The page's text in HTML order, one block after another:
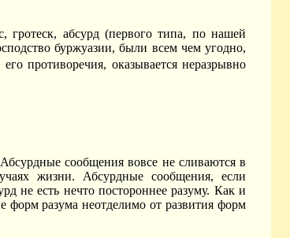
абсурд (первого типа, по нашей
буржуазии, были всем чем угодно,
противоречия, оказывается неразрывно
сообщения вовсе не сливаются в
жизни. Абсурдные сообщения, если
не есть нечто постороннее разуму. Как и
форм разума неотделимо от развития форм